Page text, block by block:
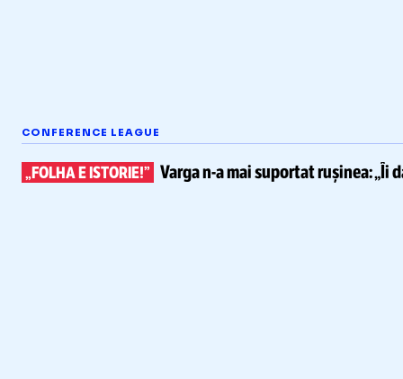
CONFERENCE LEAGUE
„FOLHA E ISTORIE!” Vargan-amai suportat rușinea:„Îi